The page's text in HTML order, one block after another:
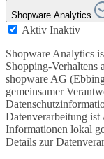
Shopware Analytics
Aktiv Inaktiv
Shopware Analytics
Shopping-Verhaltens
shopware AG
gemeinsamer
Datenverarbeitung
Informationen lokal
Details zur